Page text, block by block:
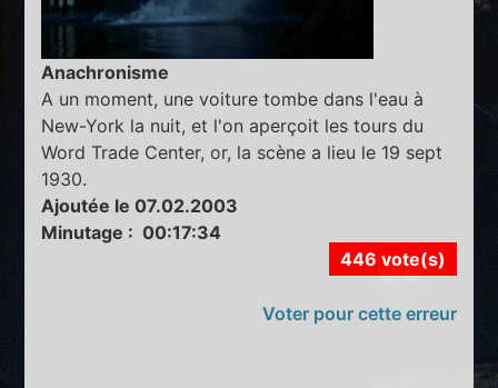
Anachronisme
A un moment, une voiture tombe dans l'eau à
New-York la nuit, et l'on aperçoit les tours du
Word Trade Center, or, la scène a lieu le 19 sept
1930.
Ajoutée le 07.02.2003
Minutage : 00:17:34
446 vote(s)
Voter pour cette erreur